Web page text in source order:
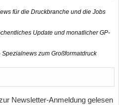
für die Druckbranche und die Jobs
Update und monatlicher GP-
Spezialnews zum Großformatdruck
Newsletter-Anmeldung gelesen